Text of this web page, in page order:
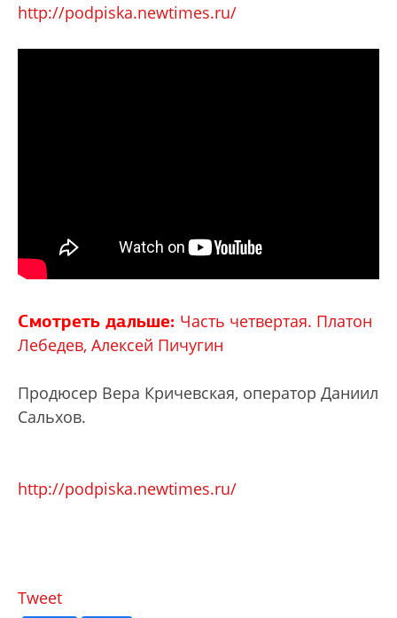
http://podpiska.newtimes.ru/
Смотреть дальше: Часть четвертая. Платон
Лебедев, Алексей Пичугин
Продюсер Вера Кричевская, оператор Даниил
Сальхов.
http://podpiska.newtimes.ru/
Tweet